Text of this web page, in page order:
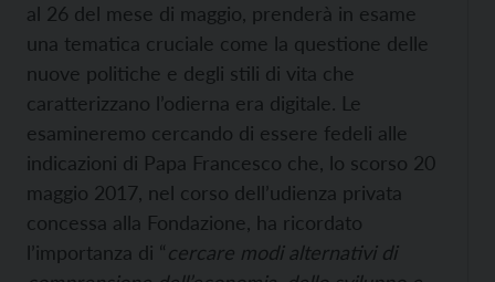
al 26 del mese di maggio, prenderà in esame
una tematica cruciale come la questione delle
nuove politiche e degli stili di vita che
caratterizzano l’odierna era digitale. Le
esamineremo cercando di essere fedeli alle
indicazioni di Papa Francesco che, lo scorso 20
maggio 2017, nel corso dell’udienza privata
concessa alla Fondazione, ha ricordato
l’importanza di “cercare modi alternativi di